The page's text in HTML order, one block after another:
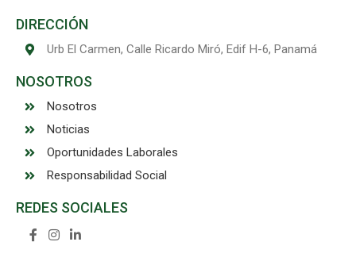
DIRECCIÓN
Urb El Carmen, Calle Ricardo Miró, Edif H-6, Panamá
NOSOTROS
Nosotros
Noticias
Oportunidades Laborales
Responsabilidad Social
REDES SOCIALES